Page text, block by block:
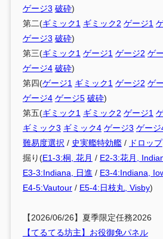
ゲージ3 破砕)
第二(ギミック1 ギミック2 ゲージ1
ゲージ3 破砕)
第三(ギミック1 ゲージ1 ゲージ2 ゲ
ゲージ4 破砕)
第四(ゲージ1 ギミック1 ゲージ2 ゲ
ゲージ4 ゲージ5 破砕)
第五(ギミック1 ギミック2 ゲージ1
ギミック3 ギミック4 ゲージ3 ゲージ
難易度選択 / 史実艦特効艦/ ドロップ
掘り(E1-3:桐, 花月 / E2-3:花月,
E3-3:Indiana, 日進 / E3-4:Indiana,
E4-5:Vautour/ E5-4:日枝丸, Visby)
【2026/06/26】夏季限定任務2026
【てるてる坊主】お役御免パネル